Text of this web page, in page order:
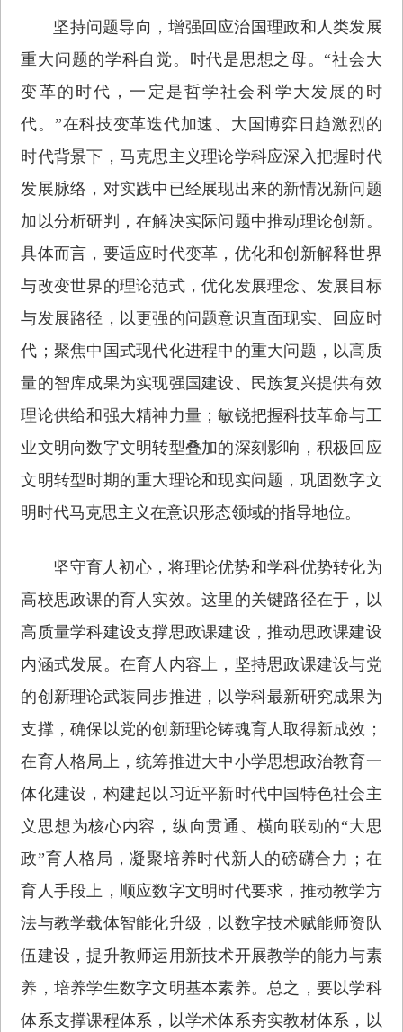
坚持问题导向，增强回应治国理政和人类发展
重大问题的学科自觉。时代是思想之母。“社会大
变革的时代，一定是哲学社会科学大发展的时
代。”在科技变革迭代加速、大国博弈日趋激烈的
时代背景下，马克思主义理论学科应深入把握时代
发展脉络，对实践中已经展现出来的新情况新问题
加以分析研判，在解决实际问题中推动理论创新。
具体而言，要适应时代变革，优化和创新解释世界
与改变世界的理论范式，优化发展理念、发展目标
与发展路径，以更强的问题意识直面现实、回应时
代；聚焦中国式现代化进程中的重大问题，以高质
量的智库成果为实现强国建设、民族复兴提供有效
理论供给和强大精神力量；敏锐把握科技革命与工
业文明向数字文明转型叠加的深刻影响，积极回应
文明转型时期的重大理论和现实问题，巩固数字文
明时代马克思主义在意识形态领域的指导地位。
坚守育人初心，将理论优势和学科优势转化为
高校思政课的育人实效。这里的关键路径在于，以
高质量学科建设支撑思政课建设，推动思政课建设
内涵式发展。在育人内容上，坚持思政课建设与党
的创新理论武装同步推进，以学科最新研究成果为
支撑，确保以党的创新理论铸魂育人取得新成效；
在育人格局上，统筹推进大中小学思想政治教育一
体化建设，构建起以习近平新时代中国特色社会主
义思想为核心内容，纵向贯通、横向联动的“大思
政”育人格局，凝聚培养时代新人的磅礴合力；在
育人手段上，顺应数字文明时代要求，推动教学方
法与教学载体智能化升级，以数字技术赋能师资队
伍建设，提升教师运用新技术开展教学的能力与素
养，培养学生数字文明基本素养。总之，要以学科
体系支撑课程体系，以学术体系夯实教材体系，以